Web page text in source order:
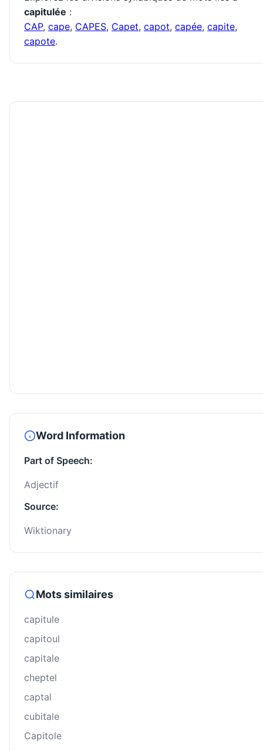
capitulée :
CAP, cape, CAPES, Capet, capot, capée, capite,
capote.
Word Information
Part of Speech:
Adjectif
Source:
Wiktionary
Mots similaires
capitule
capitoul
capitale
cheptel
captal
cubitale
Capitole